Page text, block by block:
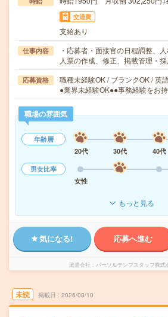
交通費
支給あり
仕事内容
・応募者・面接官の日程調整、
人票の作成、修正、掲載管理・
応募資格
職種未経験OK / ブランクOK / 英
●業界未経験OK●●事務経験をお
職場の雰囲気
年齢層
20代
30代 40代
男女比率
女性
もっと見る
気になる! 応募へ進む
派遣会社 パーソルテンプスタッフ株
未読 掲載日 2026/08/10